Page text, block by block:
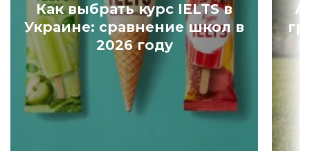
Как выбрать курс IELTS в
Украине: сравнение школ в
2026 году